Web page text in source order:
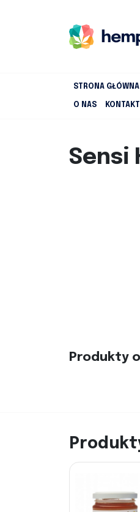
STRONA GŁÓWNA
O NAS KONTAKT
Sensi
Produkty